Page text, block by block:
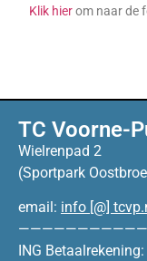
Klik hierom naar de
TC Voorne-
Wielrenpad 2
(Sportpark
email: info [@]
ING Betaalrekening: